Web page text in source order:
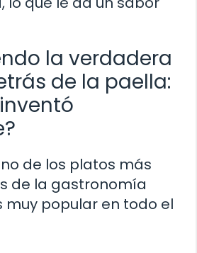
la verdadera
de la paella:
de los platos más
de la gastronomía
muy popular en todo el